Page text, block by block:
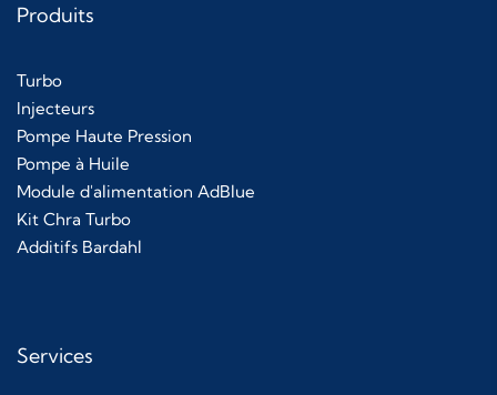
Produits
Turbo
Injecteurs
Pompe Haute Pression
Pompe à Huile
Module d'alimentation AdBlue
Kit Chra Turbo
Additifs Bardahl
Services